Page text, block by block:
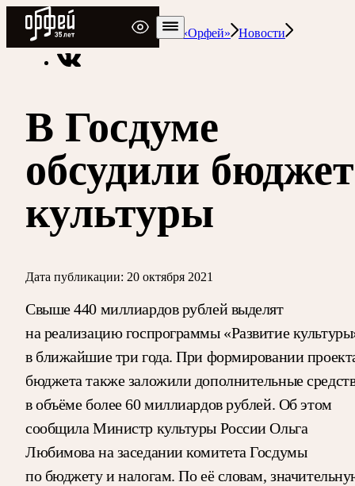
Радио Орфей
Радио классической музыки «Орфей»
Новости
В Госдуме
обсудили бюджет
культуры
Дата публикации: 20 октября 2021
Свыше 440 миллиардов рублей выделят
на реализацию госпрограммы «Развитие
в ближайшие три года. При формировании
бюджета также заложили дополнительные
в объёме более 60 миллиардов рублей. Об этом
сообщила Министр культуры России Ольга
Любимова на заседании комитета Госдумы
по бюджету и налогам. По её словам,